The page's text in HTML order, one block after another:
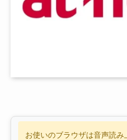
お使いのブラウザは音声読み